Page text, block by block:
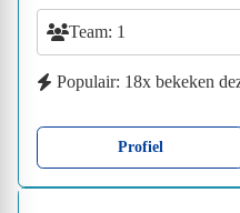
Team: 1
Populair: 18x bekeken
Profiel